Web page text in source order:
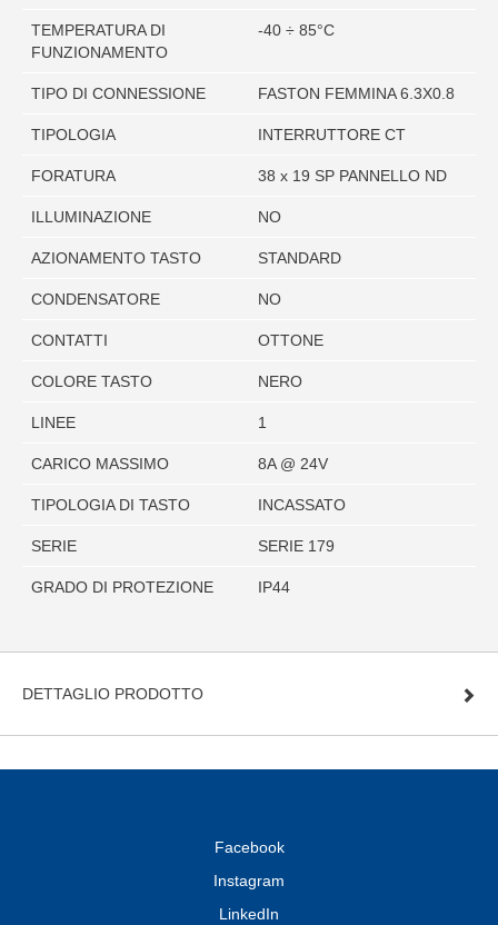
TEMPERATURA DI
FUNZIONAMENTO
-40 ÷ 85°C
TIPO DI CONNESSIONE FASTON FEMMINA 6.3X0.8
TIPOLOGIA INTERRUTTORE CT
FORATURA 38 x 19 SP PANNELLO ND
ILLUMINAZIONE NO
AZIONAMENTO TASTO STANDARD
CONDENSATORE NO
CONTATTI OTTONE
COLORE TASTO NERO
LINEE 1
CARICO MASSIMO 8A @ 24V
TIPOLOGIA DI TASTO INCASSATO
SERIE SERIE 179
GRADO DI PROTEZIONE IP44
DETTAGLIO PRODOTTO
Facebook
Instagram
LinkedIn